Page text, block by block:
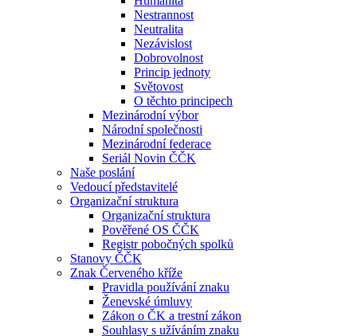
Nestrannost
Neutralita
Nezávislost
Dobrovolnost
Princip jednoty
Světovost
O těchto principech
Mezinárodní výbor
Národní společnosti
Mezinárodní federace
Seriál Novin ČČK
Naše poslání
Vedoucí představitelé
Organizační struktura
Organizační struktura
Pověřené OS ČČK
Registr pobočných spolků
Stanovy ČČK
Znak Červeného kříže
Pravidla používání znaku
Ženevské úmluvy
Zákon o ČK a trestní zákon
Souhlasy s užíváním znaku